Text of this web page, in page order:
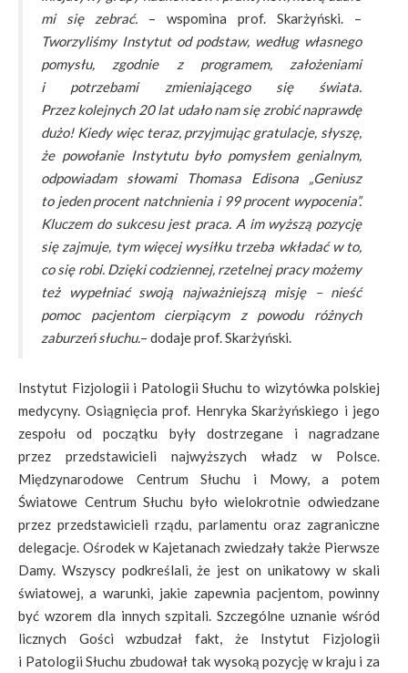
mi się zebrać. – wspomina prof. Skarżyński. –
Tworzyliśmy Instytut od podstaw, według własnego
pomysłu, zgodnie z programem, założeniami
i potrzebami zmieniającego się świata.
Przez kolejnych 20 lat udało nam się zrobić naprawdę
dużo! Kiedy więc teraz, przyjmując gratulacje, słyszę,
że powołanie Instytutu było pomysłem genialnym,
odpowiadam słowami Thomasa Edisona „Geniusz
to jeden procent natchnienia i 99 procent wypocenia”.
Kluczem do sukcesu jest praca. A im wyższą pozycję
się zajmuje, tym więcej wysiłku trzeba wkładać w to,
co się robi. Dzięki codziennej, rzetelnej pracy możemy
też wypełniać swoją najważniejszą misję – nieść
pomoc pacjentom cierpiącym z powodu różnych
zaburzeń słuchu.– dodaje prof. Skarżyński.
Instytut Fizjologii i Patologii Słuchu to wizytówka polskiej
medycyny. Osiągnięcia prof. Henryka Skarżyńskiego i jego
zespołu od początku były dostrzegane i nagradzane
przez przedstawicieli najwyższych władz w Polsce.
Międzynarodowe Centrum Słuchu i Mowy, a potem
Światowe Centrum Słuchu było wielokrotnie odwiedzane
przez przedstawicieli rządu, parlamentu oraz zagraniczne
delegacje. Ośrodek w Kajetanach zwiedzały także Pierwsze
Damy. Wszyscy podkreślali, że jest on unikatowy w skali
światowej, a warunki, jakie zapewnia pacjentom, powinny
być wzorem dla innych szpitali. Szczególne uznanie wśród
licznych Gości wzbudzał fakt, że Instytut Fizjologii
i Patologii Słuchu zbudował tak wysoką pozycję w kraju i za